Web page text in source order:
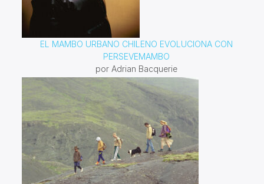
EL MAMBO URBANO CHILENO EVOLUCIONA CON
PERSEVEMAMBO
por Adrian Bacquerie